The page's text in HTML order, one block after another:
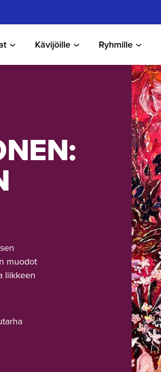
Kävijöille Ryhmille
muodot
liikkeen